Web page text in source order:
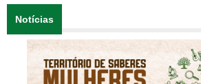
Notícias